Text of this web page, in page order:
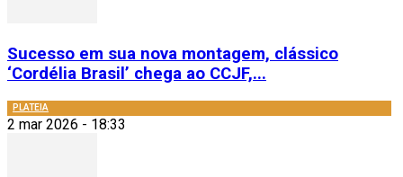
Sucesso em sua nova montagem, clássico
‘Cordélia Brasil’ chega ao CCJF,...
PLATEIA
2 mar 2026 - 18:33